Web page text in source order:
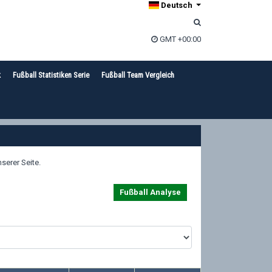
Deutsch
GMT +00:00
Fußball Statistiken Serie Fußball Team Vergleich
Seite.
Fußball Analyse